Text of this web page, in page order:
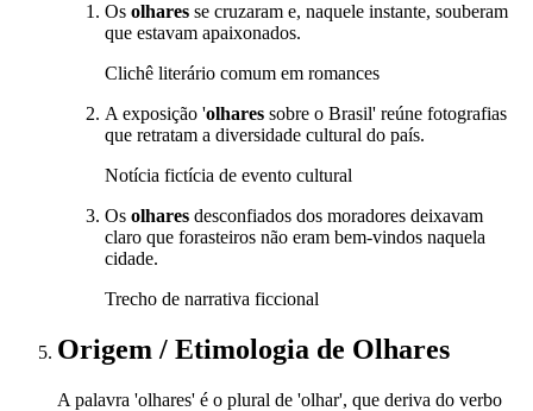
Os olhares se cruzaram e, naquele instante, souberam
que estavam apaixonados.
Clichê literário comum em romances
A exposição 'olhares sobre o Brasil' reúne fotografias
que retratam a diversidade cultural do país.
Notícia fictícia de evento cultural
Os olhares desconfiados dos moradores deixavam
claro que forasteiros não eram bem-vindos naquela
cidade.
Trecho de narrativa ficcional
Origem / Etimologia de Olhares
A palavra 'olhares' é o plural de 'olhar', que deriva do verbo